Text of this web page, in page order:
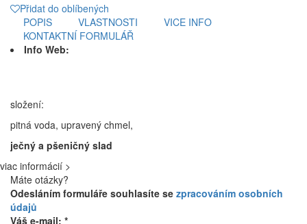
Přidat do oblíbených
POPIS
VLASTNOSTI
VICE INFO
KONTAKTNÍ FORMULÁŘ
Info Web:
složení:
pitná voda, upravený chmel,
ječný a pšeničný slad
viac informácií >
Máte otázky?
Odesláním formuláře souhlasíte se zpracováním osobních
údajů
Váš e-mail: *